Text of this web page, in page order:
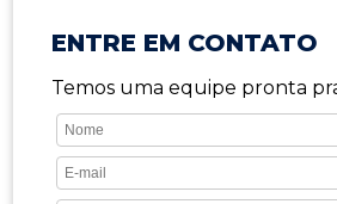
ENTRE EM CONTATO
Temos uma equipe pronta